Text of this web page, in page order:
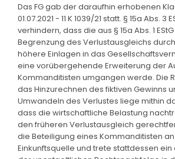
Das FG gab der daraufhin erhobenen
01.07.2021 - 11 K 1039/21 statt. § 15a Abs. 3
verhindern, dass die aus § 15a Abs. 1
Begrenzung des Verlustausgleichs
höhere Einlagen in das
eine vorübergehende Erweiterung der
Kommanditisten umgangen werde. Die
das Hinzurechnen des fiktiven Gewinns
Umwandeln des Verlustes liege mithin
dass die wirtschaftliche Belastung
den früheren Verlustausgleich
die Beteiligung eines Kommanditisten
Einkunftsquelle und trete stattdessen